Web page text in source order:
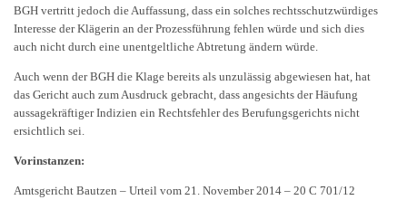
BGH vertritt jedoch die Auffassung, dass ein solches rechtsschutzwürdiges
Interesse der Klägerin an der Prozessführung fehlen würde und sich dies
auch nicht durch eine unentgeltliche Abtretung ändern würde.
Auch wenn der BGH die Klage bereits als unzulässig abgewiesen hat, hat
das Gericht auch zum Ausdruck gebracht, dass angesichts der Häufung
aussagekräftiger Indizien ein Rechtsfehler des Berufungsgerichts nicht
ersichtlich sei.
Vorinstanzen:
Amtsgericht Bautzen – Urteil vom 21. November 2014 – 20 C 701/12